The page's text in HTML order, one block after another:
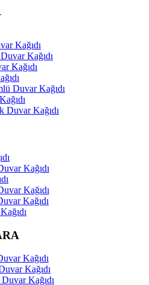
Kağıdı
Kağıdı
Kağıdı
Duvar Kağıdı
Duvar Kağıdı
Kağıdı
Kağıdı
Kağıdı
Kağıdı
Kağıdı
Kağıdı